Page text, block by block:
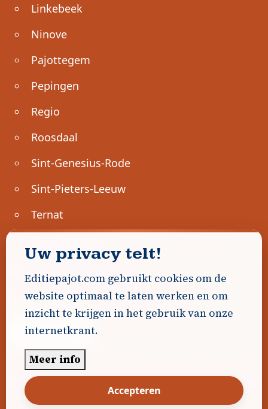
Linkebeek
Ninove
Pajottegem
Pepingen
Regio
Roosdaal
Sint-Genesius-Rode
Sint-Pieters-Leeuw
Ternat
Geen advertenties gevonden.
Uw advertentie hier? Contacteer ons!
Word Partner!
© 2026 Editiepajot.com
Algemene voorwaarden
|Disclaimer Privacybeleid Cookiebeleid|
Uw privacy telt!
Editiepajot.com gebruikt cookies om de
website optimaal te laten werken en om
inzicht te krijgen in het gebruik van onze
internetkrant.
Meer info
Accepteren